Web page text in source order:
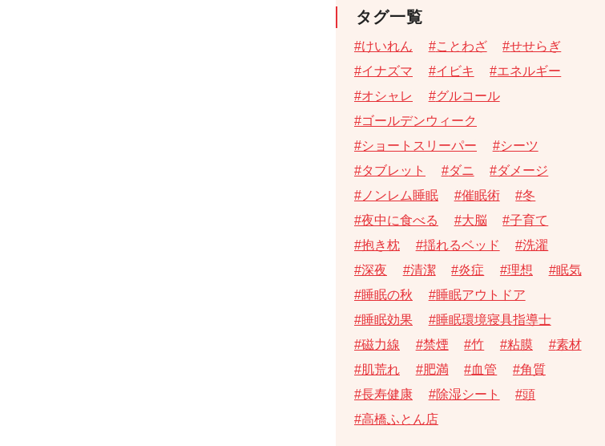
タグ一覧
けいれん ことわざ
せせらぎ
イナズマ
イビキ
エネルギー
オシャレ
グルコール
ゴールデンウィーク
ショートスリーパー
シーツ
タブレット
ダニ
ダメージ
ノンレム睡眠
催眠術
冬
夜中に食べる
大脳
子育て
抱き枕
揺れるベッド
洗濯
深夜
清潔 炎症 理想
眠気
睡眠の秋
睡眠アウトドア
睡眠効果
睡眠環境寝具指導士
磁力線
禁煙 竹 粘膜
素材
肌荒れ
肥満 血管
角質
長寿健康
除湿シート
頭
高橋ふとん店